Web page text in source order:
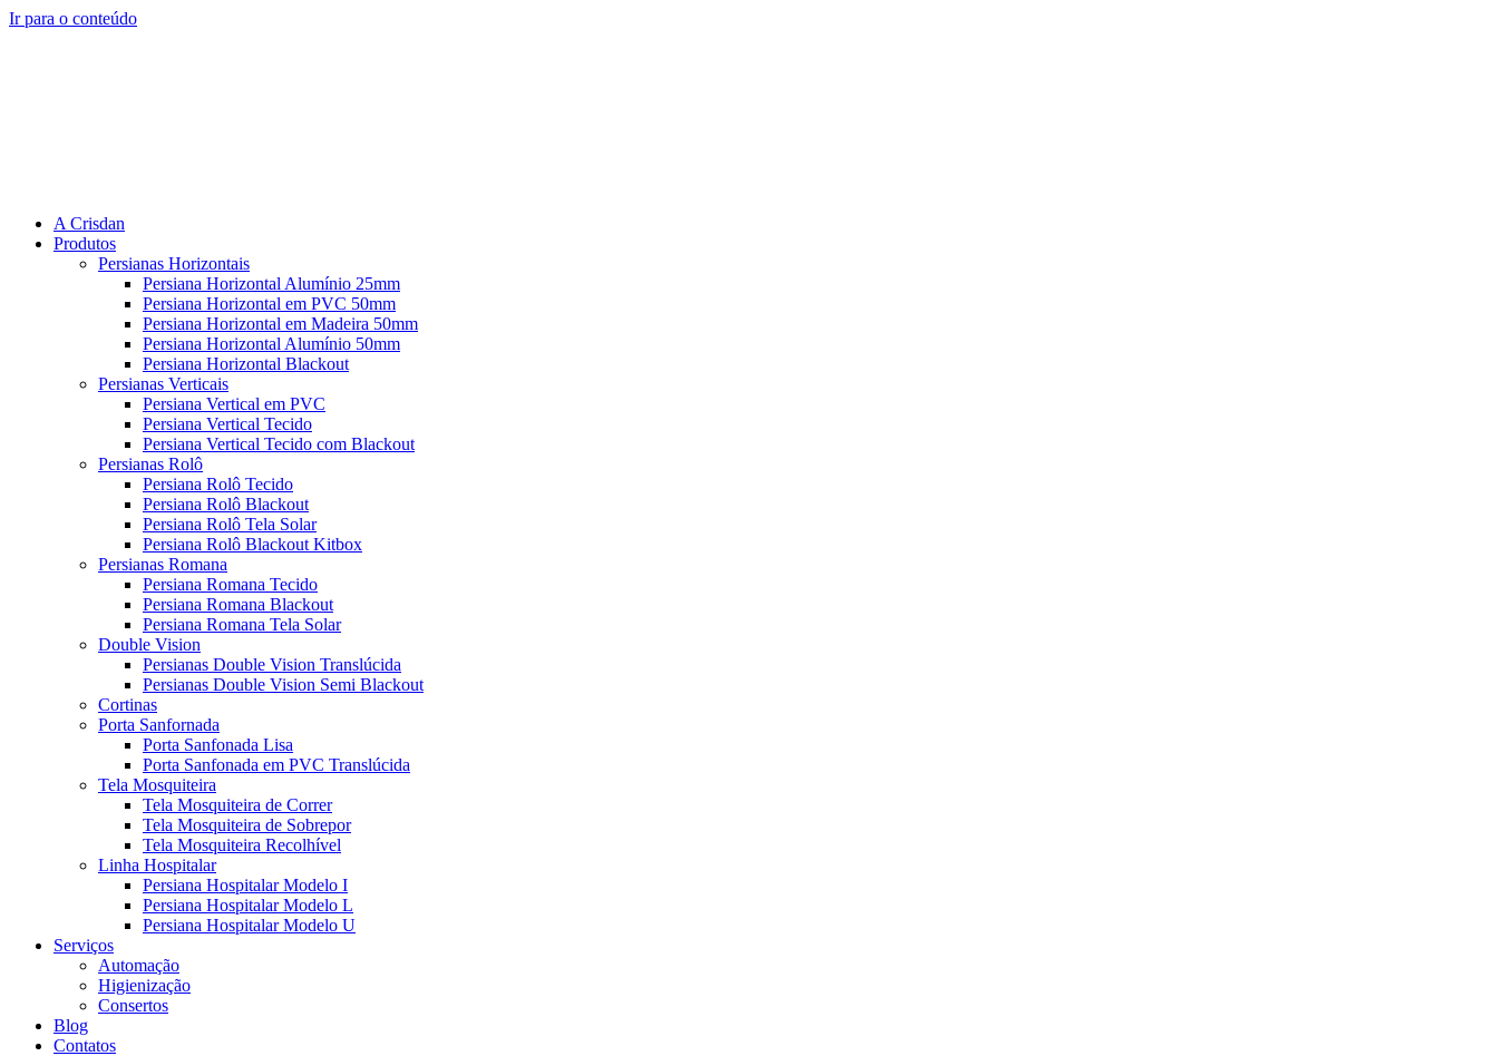
Ir para o conteúdo
A Crisdan
Produtos
Persianas Horizontais
Persiana Horizontal Alumínio 25mm
Persiana Horizontal em PVC 50mm
Persiana Horizontal em Madeira 50mm
Persiana Horizontal Alumínio 50mm
Persiana Horizontal Blackout
Persianas Verticais
Persiana Vertical em PVC
Persiana Vertical Tecido
Persiana Vertical Tecido com Blackout
Persianas Rolô
Persiana Rolô Tecido
Persiana Rolô Blackout
Persiana Rolô Tela Solar
Persiana Rolô Blackout Kitbox
Persianas Romana
Persiana Romana Tecido
Persiana Romana Blackout
Persiana Romana Tela Solar
Double Vision
Persianas Double Vision Translúcida
Persianas Double Vision Semi Blackout
Cortinas
Porta Sanfornada
Porta Sanfonada Lisa
Porta Sanfonada em PVC Translúcida
Tela Mosquiteira
Tela Mosquiteira de Correr
Tela Mosquiteira de Sobrepor
Tela Mosquiteira Recolhível
Linha Hospitalar
Persiana Hospitalar Modelo I
Persiana Hospitalar Modelo L
Persiana Hospitalar Modelo U
Serviços
Automação
Higienização
Consertos
Blog
Contatos